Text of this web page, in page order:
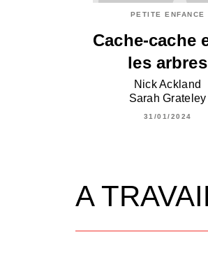
PETITE ENFANCE
Cache-cache
les arbres
Nick Ackland
Sarah Grateley
31/01/2024
A